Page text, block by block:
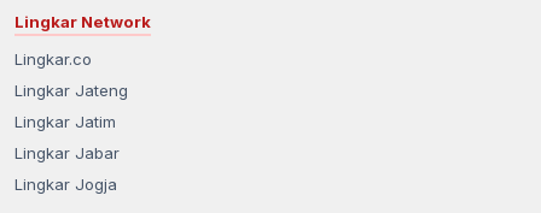
Lingkar Network
Lingkar.co
Lingkar Jateng
Lingkar Jatim
Lingkar Jabar
Lingkar Jogja